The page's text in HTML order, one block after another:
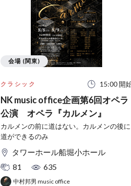
クラシック 15:00 開
NK music office企画第6回オペラ
公演 オペラ『カルメン』
カルメンの前に道はない。カルメンの後に
道ができるのみ
タワーホール船堀小ホール
81
635
中村邦男 music office
会場 (関東)